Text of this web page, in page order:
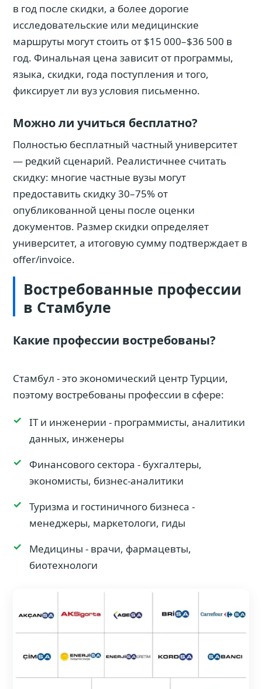
в год после скидки, а более дорогие
исследовательские или медицинские
маршруты могут стоить от $15 000–$36 500 в
год. Финальная цена зависит от программы,
языка, скидки, года поступления и того,
фиксирует ли вуз условия письменно.
Можно ли учиться бесплатно?
Полностью бесплатный частный университет
— редкий сценарий. Реалистичнее считать
скидку: многие частные вузы могут
предоставить скидку 30–75% от
опубликованной цены после оценки
документов. Размер скидки определяет
университет, а итоговую сумму подтверждает в
offer/invoice.
Востребованные профессии
в Стамбуле
Какие профессии востребованы?
Стамбул - это экономический центр Турции,
поэтому востребованы профессии в сфере:
IT и инженерии - программисты, аналитики
данных, инженеры
Финансового сектора - бухгалтеры,
экономисты, бизнес-аналитики
Туризма и гостиничного бизнеса -
менеджеры, маркетологи, гиды
Медицины - врачи, фармацевты,
биотехнологи